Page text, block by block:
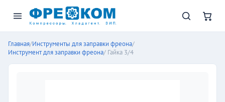
Главная/Инструменты для заправки фреона/
Инструмент для заправки фреона/ Гайка 3/4